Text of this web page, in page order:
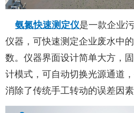
氨氮快速测定仪是一款企业
仪器，可快速测定企业废水中
数。仪器界面设计简单大方，
计模式，可自动切换光源通道
消除了传统手工转动的误差因素